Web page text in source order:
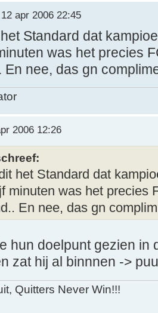
apr 2006 22:45
Standard dat
was het precies
En nee, das gn
2006 12:26
het Standard dat
minuten was het precies
En nee, das gn
hun doelpunt gezien in
zat hij al binnnen ->
Quitters Never Win!!!